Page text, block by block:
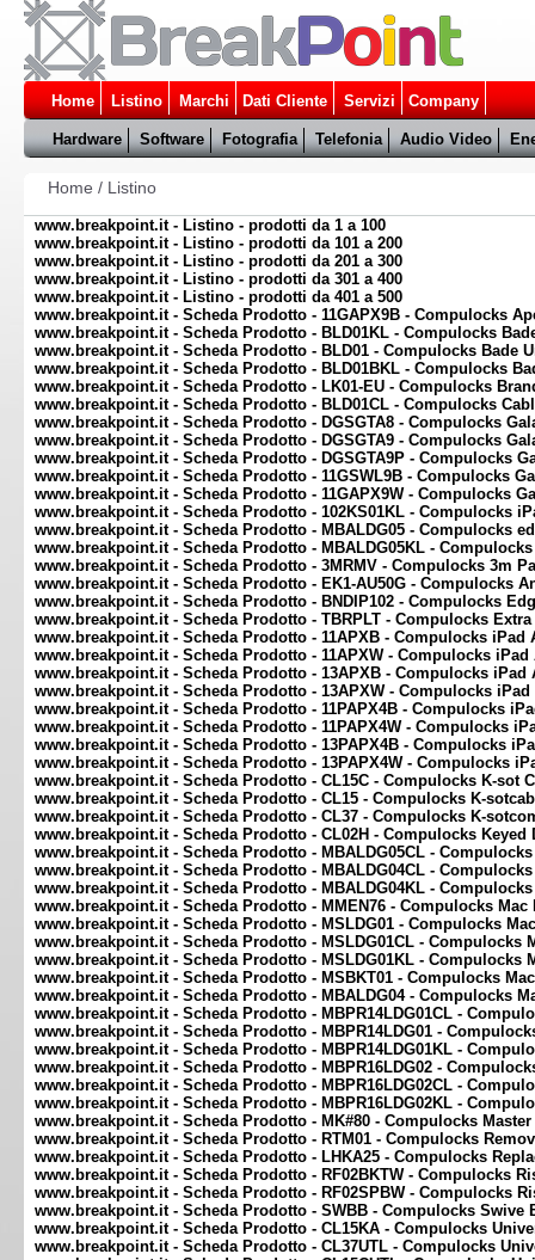
Home Listino Marchi Dati Cliente Servizi Company
Hardware Software Fotografia Telefonia Audio Video
Home / Listino
www.breakpoint.it - Listino - prodotti da 1 a 100
www.breakpoint.it - Listino - prodotti da 101 a 200
www.breakpoint.it - Listino - prodotti da 201 a 300
www.breakpoint.it - Listino - prodotti da 301 a 400
www.breakpoint.it - Listino - prodotti da 401 a 500
www.breakpoint.it - Scheda Prodotto - 11GAPX9B - Compulocks
www.breakpoint.it - Scheda Prodotto - BLD01KL - Compulocks
www.breakpoint.it - Scheda Prodotto - BLD01 - Compulocks Bade
www.breakpoint.it - Scheda Prodotto - BLD01BKL - Compulocks
www.breakpoint.it - Scheda Prodotto - LK01-EU - Compulocks
www.breakpoint.it - Scheda Prodotto - BLD01CL - Compulocks
www.breakpoint.it - Scheda Prodotto - DGSGTA8 - Compulocks
www.breakpoint.it - Scheda Prodotto - DGSGTA9 - Compulocks
www.breakpoint.it - Scheda Prodotto - DGSGTA9P - Compulocks
www.breakpoint.it - Scheda Prodotto - 11GSWL9B - Compulocks
www.breakpoint.it - Scheda Prodotto - 11GAPX9W - Compulocks
www.breakpoint.it - Scheda Prodotto - 102KS01KL - Compulocks
www.breakpoint.it - Scheda Prodotto - MBALDG05 - Compulocks
www.breakpoint.it - Scheda Prodotto - MBALDG05KL -
www.breakpoint.it - Scheda Prodotto - 3MRMV - Compulocks 3m
www.breakpoint.it - Scheda Prodotto - EK1-AU50G - Compulocks
www.breakpoint.it - Scheda Prodotto - BNDIP102 - Compulocks
www.breakpoint.it - Scheda Prodotto - TBRPLT - Compulocks
www.breakpoint.it - Scheda Prodotto - 11APXB - Compulocks iPad
www.breakpoint.it - Scheda Prodotto - 11APXW - Compulocks
www.breakpoint.it - Scheda Prodotto - 13APXB - Compulocks
www.breakpoint.it - Scheda Prodotto - 13APXW - Compulocks
www.breakpoint.it - Scheda Prodotto - 11PAPX4B - Compulocks
www.breakpoint.it - Scheda Prodotto - 11PAPX4W - Compulocks
www.breakpoint.it - Scheda Prodotto - 13PAPX4B - Compulocks
www.breakpoint.it - Scheda Prodotto - 13PAPX4W - Compulocks
www.breakpoint.it - Scheda Prodotto - CL15C - Compulocks K-sot
www.breakpoint.it - Scheda Prodotto - CL15 - Compulocks K-
www.breakpoint.it - Scheda Prodotto - CL37 - Compulocks K-
www.breakpoint.it - Scheda Prodotto - CL02H - Compulocks Keyed
www.breakpoint.it - Scheda Prodotto - MBALDG05CL -
www.breakpoint.it - Scheda Prodotto - MBALDG04CL -
www.breakpoint.it - Scheda Prodotto - MBALDG04KL -
www.breakpoint.it - Scheda Prodotto - MMEN76 - Compulocks
www.breakpoint.it - Scheda Prodotto - MSLDG01 - Compulocks
www.breakpoint.it - Scheda Prodotto - MSLDG01CL -
www.breakpoint.it - Scheda Prodotto - MSLDG01KL - Compulocks
www.breakpoint.it - Scheda Prodotto - MSBKT01 - Compulocks
www.breakpoint.it - Scheda Prodotto - MBALDG04 - Compulocks
www.breakpoint.it - Scheda Prodotto - MBPR14LDG01CL -
www.breakpoint.it - Scheda Prodotto - MBPR14LDG01 -
www.breakpoint.it - Scheda Prodotto - MBPR14LDG01KL -
www.breakpoint.it - Scheda Prodotto - MBPR16LDG02 -
www.breakpoint.it - Scheda Prodotto - MBPR16LDG02CL -
www.breakpoint.it - Scheda Prodotto - MBPR16LDG02KL -
www.breakpoint.it - Scheda Prodotto - MK#80 - Compulocks
www.breakpoint.it - Scheda Prodotto - RTM01 - Compulocks
www.breakpoint.it - Scheda Prodotto - LHKA25 - Compulocks
www.breakpoint.it - Scheda Prodotto - RF02BKTW - Compulocks
www.breakpoint.it - Scheda Prodotto - RF02SPBW - Compulocks
www.breakpoint.it - Scheda Prodotto - SWBB - Compulocks Swive
www.breakpoint.it - Scheda Prodotto - CL15KA - Compulocks
www.breakpoint.it - Scheda Prodotto - CL37UTL - Compulocks